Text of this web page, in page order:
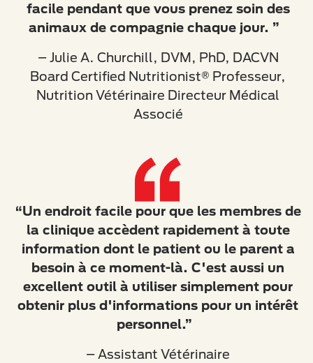
facile pendant que vous prenez soin des
animaux de compagnie chaque jour. ”
– Julie A. Churchill, DVM, PhD, DACVN
Board Certified Nutritionist® Professeur,
Nutrition Vétérinaire Directeur Médical
Associé
“Un endroit facile pour que les membres de
la clinique accèdent rapidement à toute
information dont le patient ou le parent a
besoin à ce moment-là. C'est aussi un
excellent outil à utiliser simplement pour
obtenir plus d'informations pour un intérêt
personnel.”
– Assistant Vétérinaire